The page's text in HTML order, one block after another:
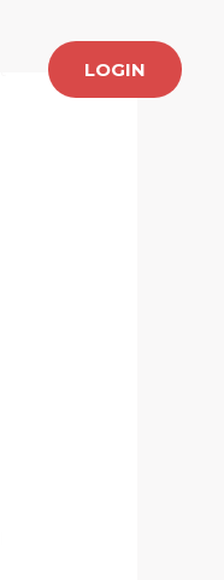
LOGIN